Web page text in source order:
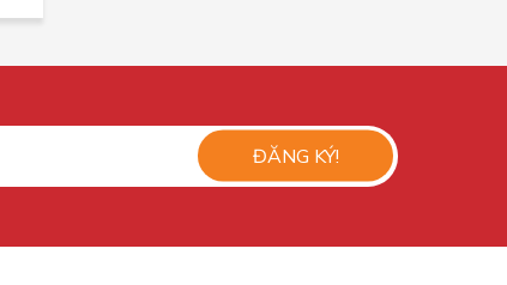
ĐĂNG KÝ!